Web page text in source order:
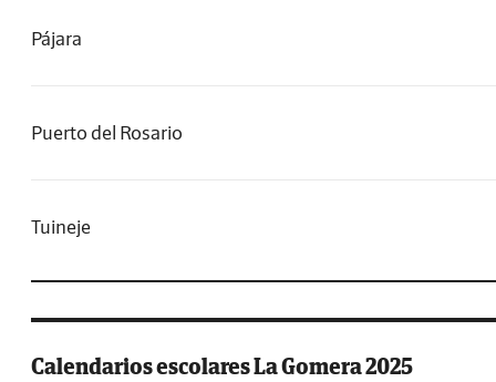
Pájara
Puerto del Rosario
Tuineje
Calendarios escolares La Gomera 2025